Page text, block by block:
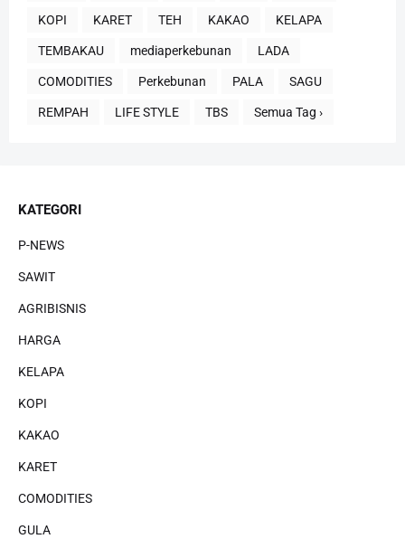
KOPI KARET TEH KAKAO KELAPA
TEMBAKAU mediaperkebunan LADA
COMODITIES Perkebunan PALA SAGU
REMPAH LIFE STYLE TBS Semua Tag ›
KATEGORI
P-NEWS
SAWIT
AGRIBISNIS
HARGA
KELAPA
KOPI
KAKAO
KARET
COMODITIES
GULA